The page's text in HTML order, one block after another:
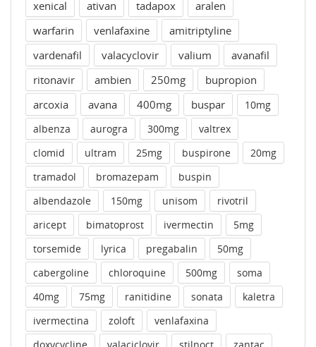
xenical
ativan tadapox
aralen
warfarin
venlafaxine
amitriptyline
vardenafil
valacyclovir valium
avanafil
ritonavir
ambien 250mg
bupropion
arcoxia
avana 400mg buspar
10mg
albenza
aurogra 300mg
valtrex
clomid
ultram 25mg buspirone
20mg
tramadol
bromazepam
buspin
albendazole
150mg unisom
rivotril
aricept
bimatoprost ivermectin
5mg
torsemide
lyrica pregabalin
50mg
cabergoline
chloroquine 500mg
soma
40mg
75mg ranitidine sonata
kaletra
ivermectina
zoloft
venlafaxina